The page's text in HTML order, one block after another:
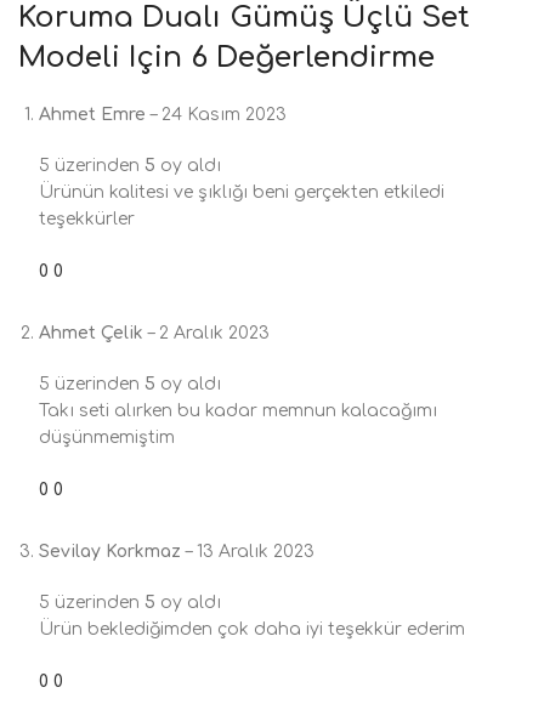
Koruma Dualı Gümüş Üçlü Set
Modeli Için 6 Değerlendirme
Ahmet Emre– 24 Kasım 2023
5 üzerinden 5 oy aldı
Ürünün kalitesi ve şıklığı beni gerçekten etkiledi
teşekkürler
0 0
Ahmet Çelik– 2 Aralık 2023
5 üzerinden 5 oy aldı
Takı seti alırken bu kadar memnun kalacağımı
düşünmemiştim
0 0
Sevilay Korkmaz– 13 Aralık 2023
5 üzerinden 5 oy aldı
Ürün beklediğimden çok daha iyi teşekkür ederim
0 0